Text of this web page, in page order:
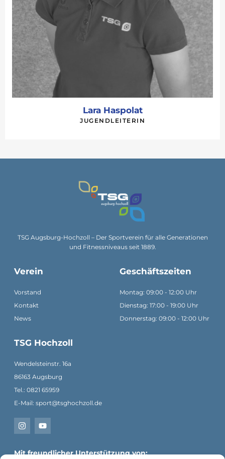
Lara Haspolat
JUGENDLEITERIN
TSG Augsburg-Hochzoll – Der Sportverein für alle Generationen
und Fitnessniveaus seit 1889.
Verein
Vorstand
Kontakt
News
Geschäftszeiten
Montag: 09:00 - 12:00 Uhr
Dienstag: 17:00 - 19:00 Uhr
Donnerstag: 09:00 - 12:00 Uhr
TSG Hochzoll
Wendelsteinstr. 16a
86163 Augsburg
Tel.: 0821 65959
E-Mail: sport@tsghochzoll.de
Mit freundlicher Unterstützung von: